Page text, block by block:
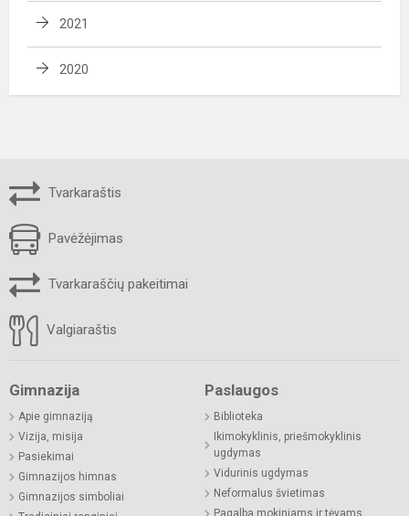
2021
2020
Tvarkaraštis
Pavėžėjimas
Tvarkaraščių pakeitimai
Valgiaraštis
Gimnazija
Apie gimnaziją
Vizija, misija
Pasiekimai
Gimnazijos himnas
Gimnazijos simboliai
Paslaugos
Biblioteka
Ikimokyklinis, priešmokyklinis
ugdymas
Vidurinis ugdymas
Neformalus švietimas
Pagalba mokiniams ir tėvams